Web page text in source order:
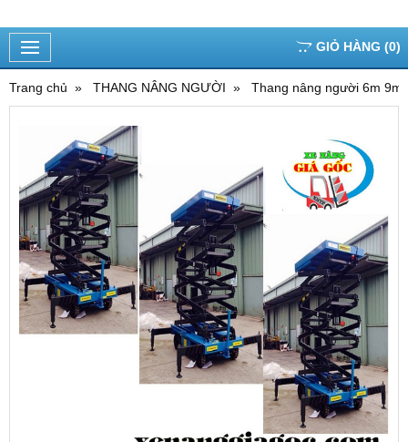
GIỎ HÀNG (0)
Trang chủ THANG NÂNG NGƯỜI Thang nâng người 6m 9m